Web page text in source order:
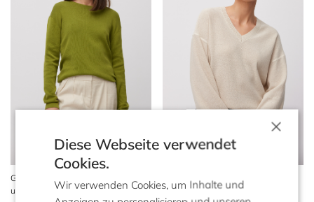
Grüne Bluse aus Baumwolle
und Seide
Bluse mit V-Ausschnitt aus
Seide und Lyocell
×
Diese Webseite verwendet
Cookies.
Wir verwenden Cookies, um Inhalte und